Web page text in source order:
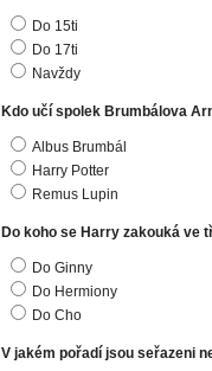
Do 15ti
Do 17ti
Navždy
Kdo učí spolek Brumbálova
Albus Brumbál
Harry Potter
Remus Lupin
Do koho se Harry zakouká ve
Do Ginny
Do Hermiony
Do Cho
V jakém pořadí jsou seřazeni